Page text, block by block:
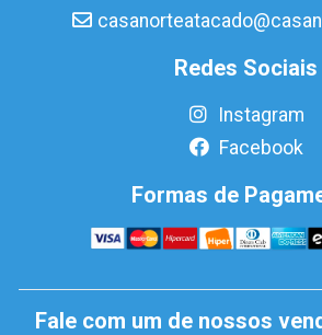
Redes Sociais
Instagram
Facebook
Formas de
Fale com um de nossos